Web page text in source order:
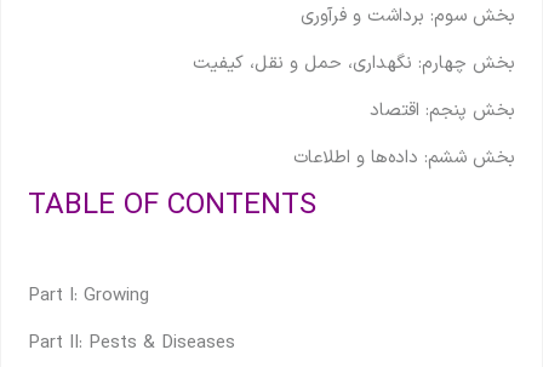
بخش سوم: برداشت و فرآوری
بخش چهارم: نگهداری، حمل و نقل، کیفیت
بخش پنجم: اقتصاد
بخش ششم: داده‌ها و اطلاعات
TABLE OF CONTENTS
Part I: Growing
Part II: Pests & Diseases